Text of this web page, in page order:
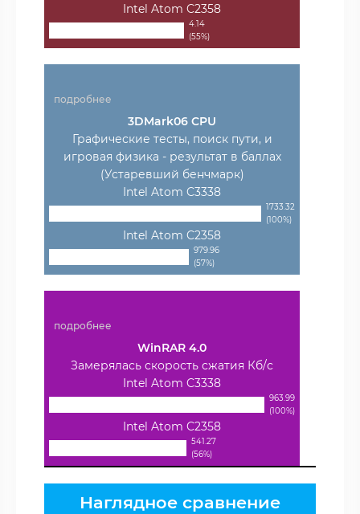
Intel Atom C2358
4.14
(55%)
подробнее
3DMark06 CPU
Графические тесты, поиск пути, и
игровая физика - результат в баллах
(Устаревший бенчмарк)
Intel Atom C3338
1733.32
(100%)
Intel Atom C2358
979.96
(57%)
подробнее
WinRAR 4.0
Замерялась скорость сжатия Кб/с
Intel Atom C3338
963.99
(100%)
Intel Atom C2358
541.27
(56%)
Наглядное сравнение